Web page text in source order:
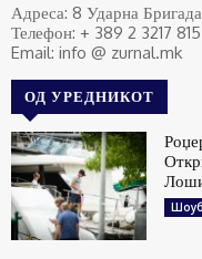
Адреса: 8 Ударна
Телефон: + 389 2 3217 815
Email: info @ zurnal.mk
ОД УРЕДНИКОТ